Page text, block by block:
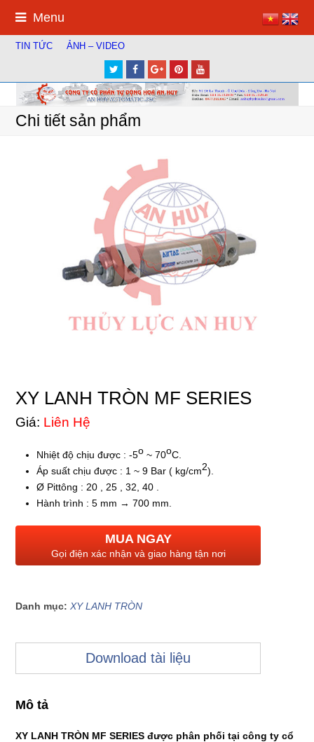
Menu
TIN TỨC ẢNH – VIDEO
TwitterFacebook
Google
Plus
Pinterest
Chi tiết sản phẩm
XY LANH TRÒN MF SERIES
Giá: Liên Hệ
Nhiệt độ chịu được : -5o ~ 70oC.
Áp suất chịu được : 1 ~ 9 Bar ( kg/cm2).
Ø Pittông : 20 , 25 , 32, 40 .
Hành trình : 5 mm → 700 mm.
MUA NGAY
Gọi điện xác nhận và giao hàng tận nơi
Danh mục: XY LANH TRÒN
Download tài liệu
Mô tả
XY LANH TRÒN MF SERIES được phân phối tại công ty cổ